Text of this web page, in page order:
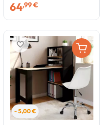
64,99 €
- 5,00 €
favorite_border